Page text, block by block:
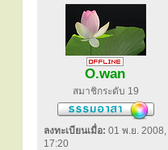
O.wan
สมาชิกระดับ 19
ลงทะเบียนเมื่อ: 01 พ.ย. 2008,
17:20